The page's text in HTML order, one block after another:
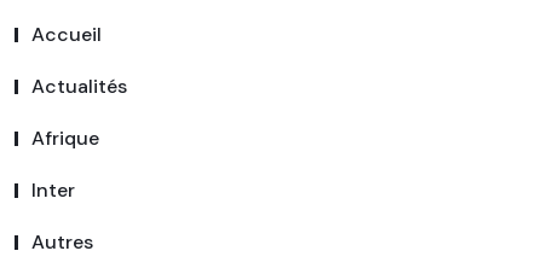
Accueil
Actualités
Afrique
Inter
Autres